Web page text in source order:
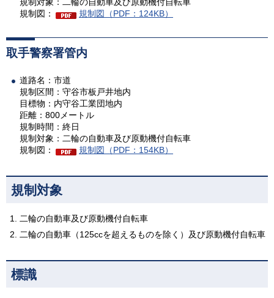
規制対象：二輪の自動車及び原動機付自転車
規制図：
規制図（PDF：124KB）
取手警察署管内
道路名：市道
規制区間：守谷市板戸井地内
目標物：内守谷工業団地内
距離：800メートル
規制時間：終日
規制対象：二輪の自動車及び原動機付自転車
規制図：
規制図（PDF：154KB）
規制対象
二輪の自動車及び原動機付自転車
二輪の自動車（125ccを超えるものを除く）及び原動機付自転車
標識